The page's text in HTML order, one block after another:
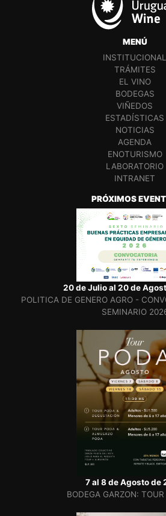
MENÚ
INSTITUCIONAL
TRÁMITES
EL VINO
BODEGAS
VIÑEDOS
ESTADÍSTICAS
NOTICIAS
AGENDA
ENOTURISMO
LABORATORIO
INTRANET
PRÓXIMOS
20 de Julio al 20 de
POLITICA DE GENERO AGRO -
SEMINARIO
7 al 8 de Agosto de
BODEGA GARZON: